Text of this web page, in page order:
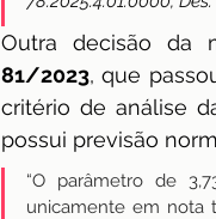
Outra decisão da
81/2023, que
critério de análise
possui previsão
“O parâmetro de
unicamente em nota